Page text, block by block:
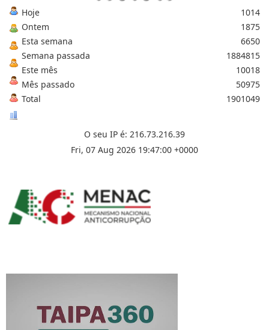
Hoje
Ontem
Esta semana
Semana passada
Este mês
Mês passado
Total
1014
1875
6650
1884815
10018
50975
1901049
O seu IP é: 216.73.216.39
Fri, 07 Aug 2026 19:47:00 +0000